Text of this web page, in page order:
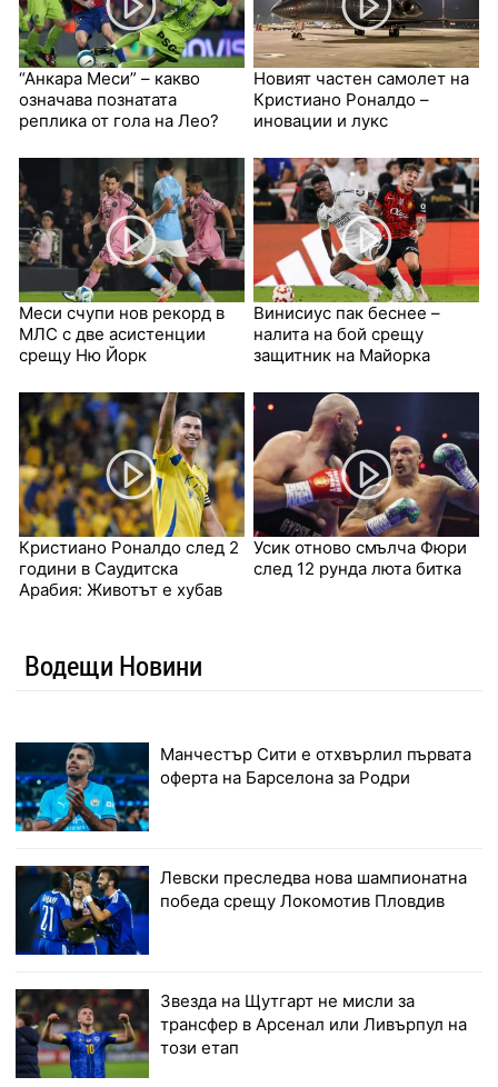
“Анкара Меси” – какво
означава познатата
реплика от гола на Лео?
Новият частен самолет на
Кристиано Роналдо –
иновации и лукс
Меси счупи нов рекорд в
МЛС с две асистенции
срещу Ню Йорк
Винисиус пак беснее –
налита на бой срещу
защитник на Майорка
Кристиано Роналдо след 2
години в Саудитска
Арабия: Животът е хубав
Усик отново смълча Фюри
след 12 рунда люта битка
Водещи Новини
Манчестър Сити е отхвърлил първата
оферта на Барселона за Родри
Левски преследва нова шампионатна
победа срещу Локомотив Пловдив
Звезда на Щутгарт не мисли за
трансфер в Арсенал или Ливърпул на
този етап